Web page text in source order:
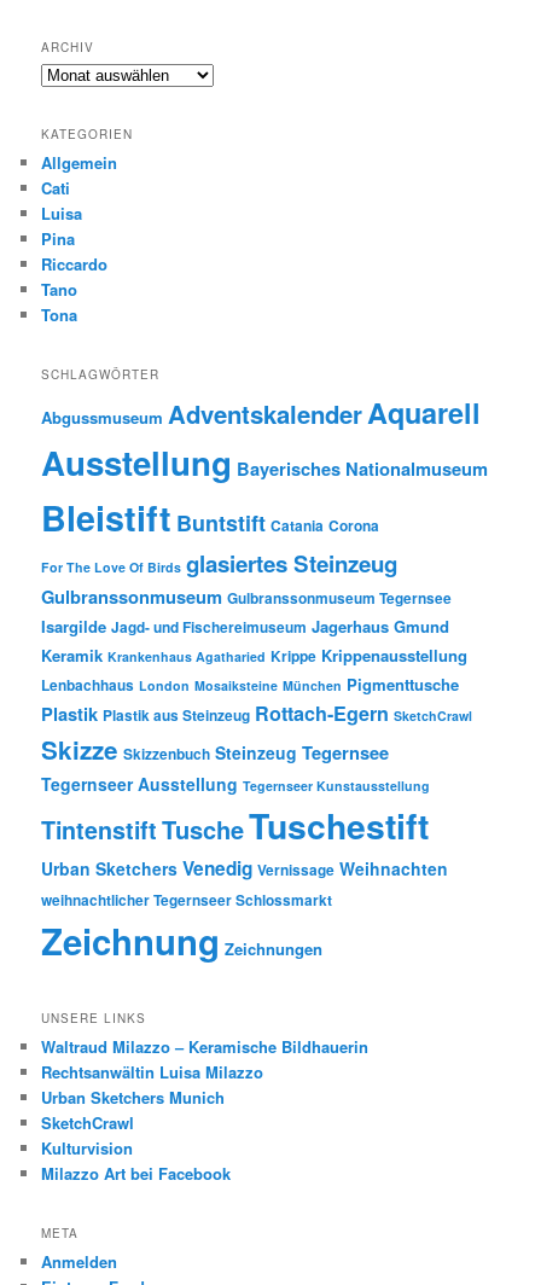
ARCHIV
Archiv
KATEGORIEN
Allgemein
Cati
Luisa
Pina
Riccardo
Tano
Tona
SCHLAGWÖRTER
Abgussmuseum AdventskalenderAquarell
Ausstellung Bayerisches Nationalmuseum
Bleistift Buntstift Catania Corona
For The Love Of Birds glasiertes Steinzeug
Gulbranssonmuseum Gulbranssonmuseum Tegernsee
Isargilde Jagd- und Fischereimuseum Jagerhaus Gmund
Keramik Krankenhaus Agatharied Krippe Krippenausstellung
Lenbachhaus London Mosaiksteine München Pigmenttusche
Plastik Plastik aus Steinzeug Rottach-Egern SketchCrawl
Skizze Skizzenbuch Steinzeug Tegernsee
Tegernseer Ausstellung Tegernseer Kunstausstellung
TintenstiftTuscheTuschestift
Urban Sketchers Venedig Vernissage Weihnachten
weihnachtlicher Tegernseer Schlossmarkt
Zeichnung Zeichnungen
UNSERE LINKS
Waltraud Milazzo – Keramische Bildhauerin
Rechtsanwältin Luisa Milazzo
Urban Sketchers Munich
SketchCrawl
Kulturvision
Milazzo Art bei Facebook
META
Anmelden